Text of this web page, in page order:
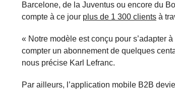
Barcelone, de la Juventus ou encore du
compte à ce jour plus de 1 300 clientsà
« Notre modèle est conçu pour s’adapter
compter un abonnement de quelques
nous précise Karl Lefranc.
Par ailleurs, l’application mobile B2B